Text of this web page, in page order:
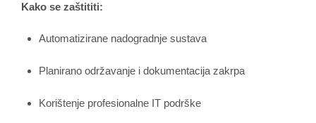
Kako se zaštititi:
Automatizirane nadogradnje sustava
Planirano održavanje i dokumentacija zakrpa
Korištenje profesionalne IT podrške